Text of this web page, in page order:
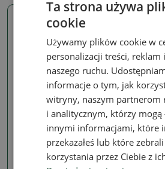
Prawdziwe zdjęcie
Carmona microphylla
Bonsai pokojowe -
Carmona macrophylla -
Ta strona używa
cookie
Używamy plików cookie w
personalizacji treści, reklam
naszego ruchu.
informacje o tym, jak
witryny, naszym partnerom
i analitycznym, którzy mogą
innymi informacjami, które
przekazałeś lub które
korzystania przez Ciebie z